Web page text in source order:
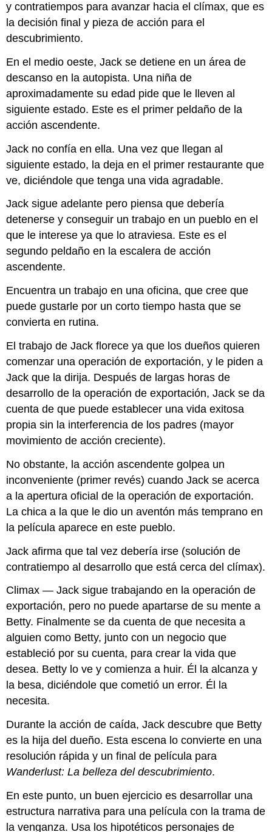
y contratiempos para avanzar hacia el clímax, que es
la decisión final y pieza de acción para el
descubrimiento.
En el medio oeste, Jack se detiene en un área de
descanso en la autopista. Una niña de
aproximadamente su edad pide que le lleven al
siguiente estado. Este es el primer peldaño de la
acción ascendente.
Jack no confía en ella. Una vez que llegan al
siguiente estado, la deja en el primer restaurante que
ve, diciéndole que tenga una vida agradable.
Jack sigue adelante pero piensa que debería
detenerse y conseguir un trabajo en un pueblo en el
que le interese ya que lo atraviesa. Este es el
segundo peldaño en la escalera de acción
ascendente.
Encuentra un trabajo en una oficina, que cree que
puede gustarle por un corto tiempo hasta que se
convierta en rutina.
El trabajo de Jack florece ya que los dueños quieren
comenzar una operación de exportación, y le piden a
Jack que la dirija. Después de largas horas de
desarrollo de la operación de exportación, Jack se da
cuenta de que puede establecer una vida exitosa
propia sin la interferencia de los padres (mayor
movimiento de acción creciente).
No obstante, la acción ascendente golpea un
inconveniente (primer revés) cuando Jack se acerca
a la apertura oficial de la operación de exportación.
La chica a la que le dio un aventón más temprano en
la película aparece en este pueblo.
Jack afirma que tal vez debería irse (solución de
contratiempo al desarrollo que está cerca del clímax).
Climax — Jack sigue trabajando en la operación de
exportación, pero no puede apartarse de su mente a
Betty. Finalmente se da cuenta de que necesita a
alguien como Betty, junto con un negocio que
estableció por su cuenta, para crear la vida que
desea. Betty lo ve y comienza a huir. Él la alcanza y
la besa, diciéndole que cometió un error. Él la
necesita.
Durante la acción de caída, Jack descubre que Betty
es la hija del dueño. Esta escena lo convierte en una
resolución rápida y un final de película para
Wanderlust: La belleza del descubrimiento.
En este punto, un buen ejercicio es desarrollar una
estructura narrativa para una película con la trama de
la venganza. Usa los hipotéticos personajes de